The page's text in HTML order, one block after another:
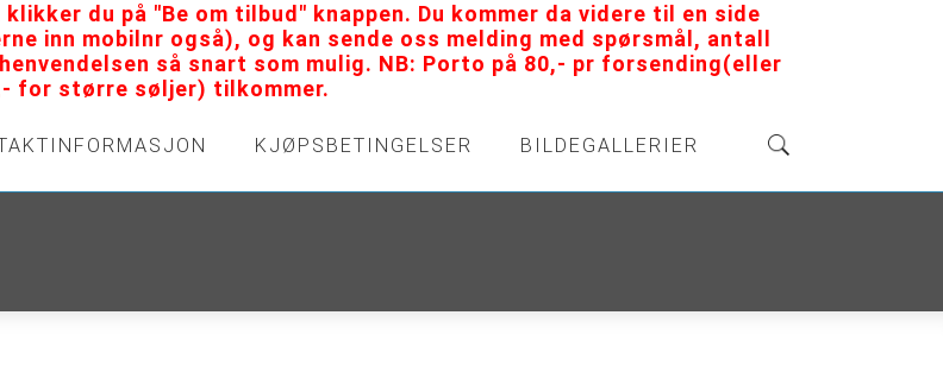
du på "Be om tilbud" knappen. Du kommer da videre til en side
inn mobilnr også), og kan sende oss melding med spørsmål, antall
så snart som mulig. NB: Porto på 80,- pr forsending(eller
for større søljer) tilkommer.
KJØPSBETINGELSER BILDEGALLERIER